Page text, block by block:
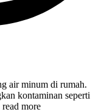
air minum di rumah.
kontaminan seperti
more